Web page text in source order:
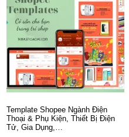
Template Shopee Ngành Điện
Thoại & Phụ Kiện, Thiết Bị Điện
Tử, Gia Dụng,…